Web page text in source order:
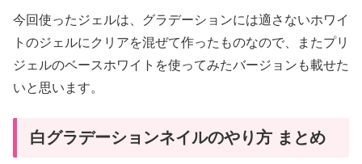
今回使ったジェルは、グラデーションには適さないホワイ
トのジェルにクリアを混ぜて作ったものなので、またプリ
ジェルのベースホワイトを使ってみたバージョンも載せた
いと思います。
白グラデーションネイルのやり方 まとめ